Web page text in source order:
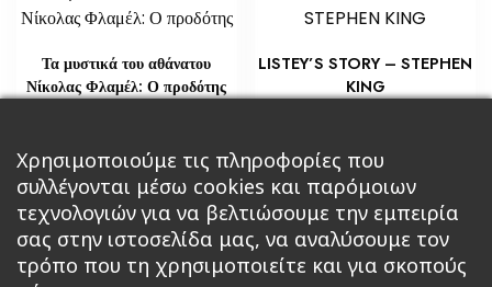
Τα μυστικά του αθάνατου
Νίκολας Φλαμέλ: Ο προδότης
Διαβάστε περισσότερα
LISTEY’S STORY – STEPHEN
KING
Προσθήκη στο καλάθι
Χρησιμοποιούμε τις πληροφορίες που
συλλέγονται μέσω cookies και παρόμοιων
τεχνολογιών για να βελτιώσουμε την εμπειρία
σας στην ιστοσελίδα μας, να αναλύσουμε τον
τρόπο που τη χρησιμοποιείτε και για σκοπούς